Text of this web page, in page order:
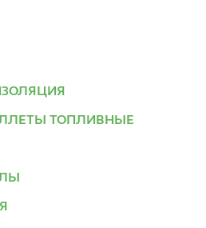
ТОПЛИВНЫЕ